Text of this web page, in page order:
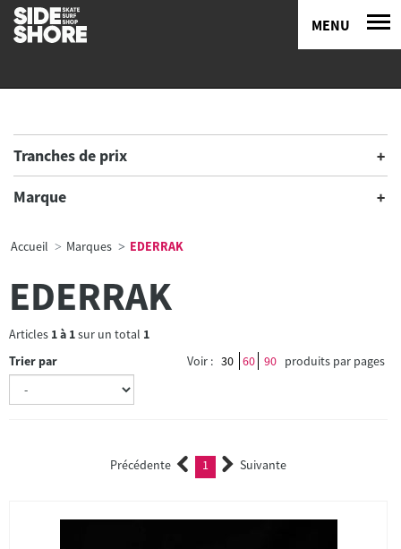
MENU
Tranches de prix
Marque
Accueil Marques EDERRAK
EDERRAK
Articles 1à 1sur un total 1
Trier par
Voir : 30 60 90 produits par pages
Précédente 1 (current)Suivante